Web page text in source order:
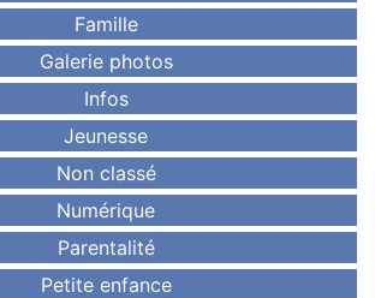
Famille
Galerie photos
Infos
Jeunesse
Non classé
Numérique
Parentalité
Petite enfance